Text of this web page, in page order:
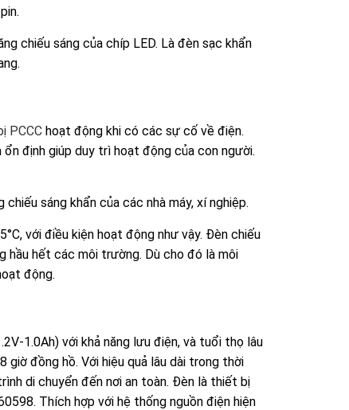
chiếu sáng của chíp LED. Là đèn sạc khẩn
PCCChoạt động khi có các sự cố về điện.
định giúp duy trì hoạt động của con người.
sáng khẩn của các nhà máy, xí nghiệp.
với điều kiện hoạt động như vậy. Đèn chiếu
hầu hết các môi trường. Dù cho đó là môi
động.
1.0Ah) với khả năng lưu điện, và tuổi thọ lâu
giờ đồng hồ. Với hiệu quả lâu dài trong thời
di chuyển đến nơi an toàn. Đèn làthiết bị
Thích hợp với hệ thống nguồn điện hiện